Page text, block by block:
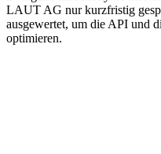
LAUT AG nur kurzfristig
ausgewertet, um die API und
optimieren.